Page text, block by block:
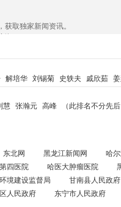
获取独家新闻资讯。
闻 。
解培华 刘锡菊 史轶夫 戚欣茹
慧 张瀚元 高峰 （此排名不分先
东北网 黑龙江新闻网
哈
四医院 哈医大肿瘤医院
境建设监督局
甘南县人民政府
人民政府 东宁市人民政府